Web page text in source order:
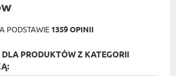
PODSTAWIE 1359 OPINII
PRODUKTÓW Z KATEGORII